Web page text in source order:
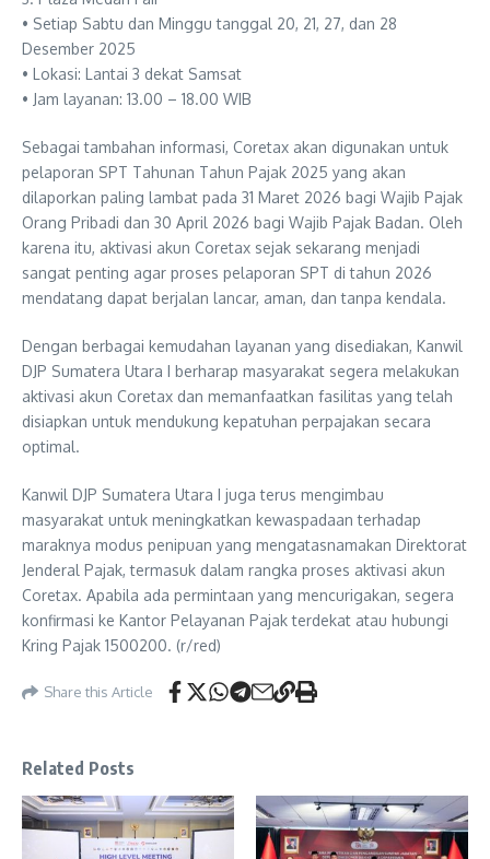
• Setiap Sabtu dan Minggu tanggal 20, 21, 27, dan 28
Desember 2025
• Lokasi: Lantai 3 dekat Samsat
• Jam layanan: 13.00 – 18.00 WIB
Sebagai tambahan informasi, Coretax akan digunakan untuk
pelaporan SPT Tahunan Tahun Pajak 2025 yang akan
dilaporkan paling lambat pada 31 Maret 2026 bagi Wajib Pajak
Orang Pribadi dan 30 April 2026 bagi Wajib Pajak Badan. Oleh
karena itu, aktivasi akun Coretax sejak sekarang menjadi
sangat penting agar proses pelaporan SPT di tahun 2026
mendatang dapat berjalan lancar, aman, dan tanpa kendala.
Dengan berbagai kemudahan layanan yang disediakan, Kanwil
DJP Sumatera Utara I berharap masyarakat segera melakukan
aktivasi akun Coretax dan memanfaatkan fasilitas yang telah
disiapkan untuk mendukung kepatuhan perpajakan secara
optimal.
Kanwil DJP Sumatera Utara I juga terus mengimbau
masyarakat untuk meningkatkan kewaspadaan terhadap
maraknya modus penipuan yang mengatasnamakan Direktorat
Jenderal Pajak, termasuk dalam rangka proses aktivasi akun
Coretax. Apabila ada permintaan yang mencurigakan, segera
konfirmasi ke Kantor Pelayanan Pajak terdekat atau hubungi
Kring Pajak 1500200. (r/red)
Share this Article
Related Posts